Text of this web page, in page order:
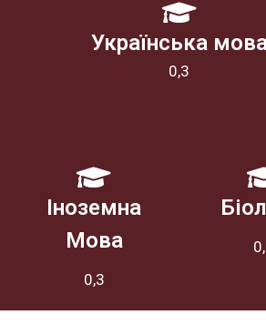
Українська мова
0,3
Іноземна
Мова
0,3